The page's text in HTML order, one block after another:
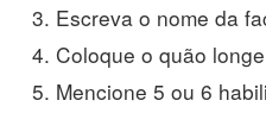
Escreva o nome da
Coloque o quão
Mencione 5 ou 6